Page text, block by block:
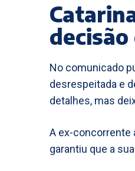
No comunicado
desrespeitada e
detalhes, mas
A ex-concorrente
garantiu que a